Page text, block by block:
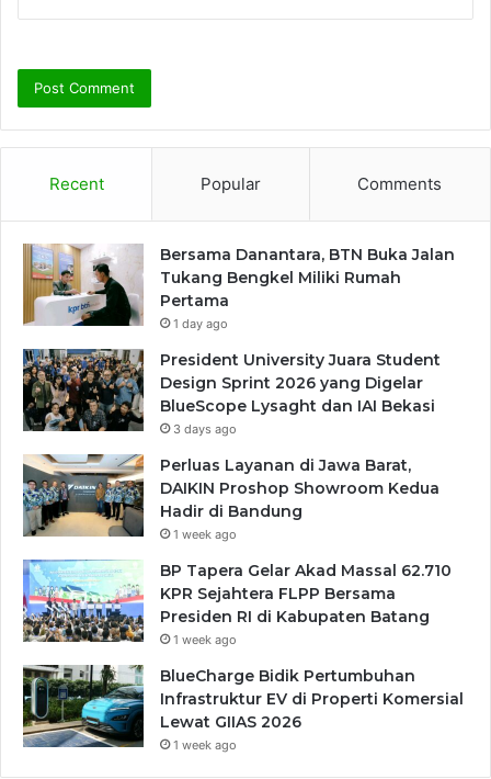
Recent Popular Comments
Bersama Danantara, BTN Buka Jalan
Tukang Bengkel Miliki Rumah
Pertama
1 day ago
President University Juara Student
Design Sprint 2026 yang Digelar
BlueScope Lysaght dan IAI Bekasi
3 days ago
Perluas Layanan di Jawa Barat,
DAIKIN Proshop Showroom Kedua
Hadir di Bandung
1 week ago
BP Tapera Gelar Akad Massal 62.710
KPR Sejahtera FLPP Bersama
Presiden RI di Kabupaten Batang
1 week ago
BlueCharge Bidik Pertumbuhan
Infrastruktur EV di Properti Komersial
Lewat GIIAS 2026
1 week ago